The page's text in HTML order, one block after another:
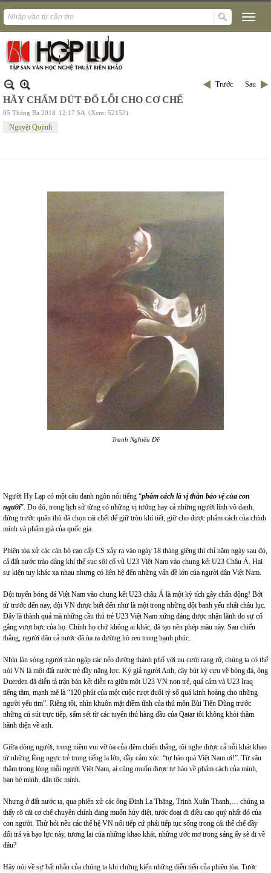
Trước Sau
HÃY CHẤM DỨT ĐỔ LỖI CHO CƠ CHẾ
05 Tháng Ba 2018 12:17 SA (Xem: 52153)
Nguyệt Quỳnh
Tranh Nghiêu Đề
Người Hy Lạp có một câu danh ngôn nổi tiếng “phẩm cách là vị thần bảo vệ của con
người”. Do đó, trong lịch sử từng có những vị tướng hay cả những người lính vô danh,
đứng trước quân thù đã chọn cái chết để giữ tròn khí tiết, giữ cho được phẩm cách của chính
mình và phẩm giá của quốc gia.
Phiên tòa xử các cán bộ cao cấp CS xảy ra vào ngày 18 tháng giêng thì chỉ năm ngày sau đó,
cả đất nước trào dâng khí thế sục sôi cổ vũ U23 Việt Nam vào chung kết U23 Châu Á. Hai
sự kiện tuy khác xa nhau nhưng có liên hệ đến những vấn đề lớn của người dân Việt Nam.
Đội tuyển bóng đá Việt Nam vào chung kết U23 châu Á là một kỳ tích gây chấn động! Bởi
từ trước đến nay, đội VN được biết đến như là một trong những đội banh yếu nhất châu lục.
Đây là thành quả mà những cầu thủ trẻ U23 Việt Nam xứng đáng được nhận lãnh do sự cố
gắng vượt bực của họ. Chính họ chứ không ai khác, đã tạo nên phép màu này. Sau chiến
thắng, người dân cả nước đã ùa ra đường hò reo trong hạnh phúc.
Nhìn làn sóng người tràn ngập các nẻo đường thành phố với nụ cười rạng rỡ, chúng ta có thể
nói VN là một đất nước trẻ đầy năng lực. Ký giả người Anh, cây bút kỳ cựu về bóng đá, ông
Duerden đã diễn tả trận bán kết diễn ra giữa một U23 VN non trẻ, quả cảm và U23 Iraq
tiếng tăm, mạnh mẽ là “120 phút của một cuộc rượt đuổi tỷ số quá kinh hoàng cho những
người yếu tim”. Riêng tôi, nhìn khuôn mặt điềm tĩnh của thủ môn Bùi Tiến Dũng trước
những cú sút trực tiếp, sấm sét từ các tuyển thủ hàng đầu của Qatar tôi không khỏi thầm
hãnh diện về anh.
Giữa dòng người, trong niềm vui vỡ òa của đêm chiến thắng, tôi nghe được cả nỗi khát khao
từ những lồng ngực trẻ trong tiếng la lớn, đầy cảm xúc: “tự hào quá Việt Nam ơi!”. Từ sâu
thẳm trong lòng mỗi người Việt Nam, ai cũng muốn được tự hào về phẩm cách của mình,
bạn bè mình, dân tộc mình.
Nhưng ở đất nước ta, qua phiên xử các ông Đinh La Thăng, Trịnh Xuân Thanh,… chúng ta
thấy rõ cái cơ chế chuyên chính đang muốn hủy diệt, tước đoạt đi điều cao quý nhất đó của
con người. Thử hỏi nếu các thế hệ VN nối tiếp cứ phải tiếp tục sống trong cái thể chế đầy
dối trá và bạo lực này, tương lai của những khao khát, những ước mơ trong sáng ấy sẽ đi về
đâu?
Hãy nói về sự bất nhẫn của chúng ta khi chứng kiến những diễn tiến của phiên tòa. Tước